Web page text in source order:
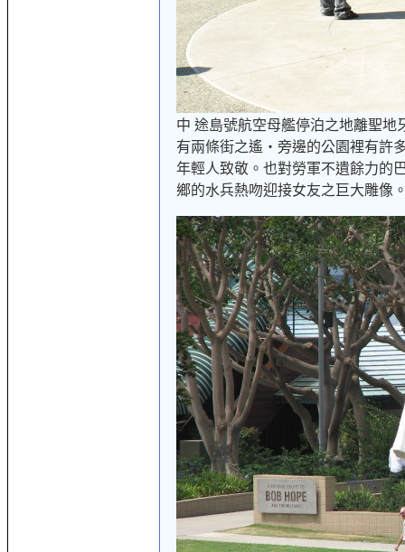
中 途島號航空母艦停泊之地離聖
有兩條街之遙‧旁邊的公園裡有許
年輕人致敬。也對勞軍不遺餘力的
鄉的水兵熱吻迎接女友之巨大雕像